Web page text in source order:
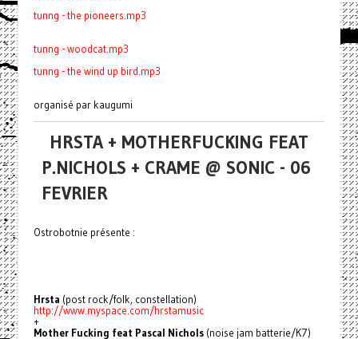
tunng - the pioneers.mp3
tunng - woodcat.mp3
tunng - the wind up bird.mp3
organisé par kaugumi
HRSTA + MOTHERFUCKING FEAT
P.NICHOLS + CRAME @ SONIC - 06
FEVRIER
Ostrobotnie présente :
Hrsta (post rock/folk, constellation)
http://www.myspace.com/hrstamusic
+
Mother Fucking feat Pascal Nichols(noise jam batterie/K7)